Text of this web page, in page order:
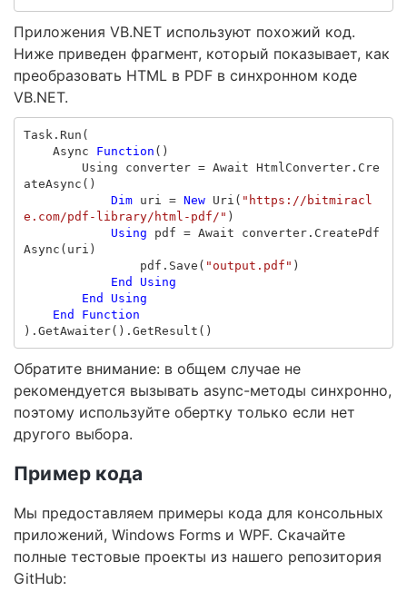
Приложения VB.NET используют похожий код.
Ниже приведен фрагмент, который показывает, как
преобразовать HTML в PDF в синхронном коде
VB.NET.
Task . Run (
Async
Function ()
Using
converter = Await HtmlConverter. Cre
ateAsync ()
Dim
uri = New Uri ( "https://bitmiracl
e.com/pdf-library/html-pdf/" )
Using
pdf = Await converter. CreatePdf
Async ( uri )
pdf . Save ( "output.pdf" )
End
Using
End
Using
End
Function
). GetAwaiter(). GetResult ()
Обратите внимание: в общем случае не
рекомендуется вызывать async-методы синхронно,
поэтому используйте обертку только если нет
другого выбора.
Пример кода
Мы предоставляем примеры кода для консольных
приложений, Windows Forms и WPF. Скачайте
полные тестовые проекты из нашего репозитория
GitHub: